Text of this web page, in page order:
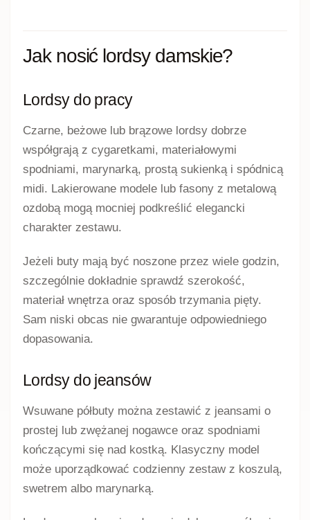
czyszczenia. Nie należy używać przypadkowych
preparatów ani intensywnie pocierać materiału.
mało widocznym miejscu.
Lordsy ze skóry ekologicznej
Modele ze skóry ekologicznej mogą mieć matowe,
lakierowane albo zamszowe wykończenie. Przy
wyborze zwróć uwagę na miękkość krawędzi
cholewki, materiał wkładki oraz wysokość
Skórę ekologiczną najlepiej czyścić zgodnie z
zaleceniami dotyczącymi konkretnego produktu.
Preparaty przeznaczone do skóry naturalnej nie
zawsze są odpowiednie dla materiałów
Lordsy na płaskiej i grubszej
podeszwie
Klasyczne lordsy najczęściej mają płaski albo
niski spód, dzięki któremu zachowują lekką,
uporządkowaną linię. Takie modele można nosić